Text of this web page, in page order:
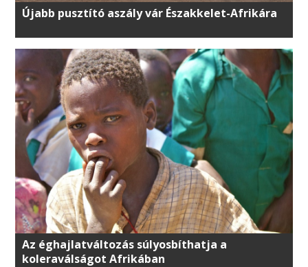
Újabb pusztító aszály vár Északkelet-Afrikára
Az éghajlatváltozás súlyosbíthatja a
koleraválságot Afrikában